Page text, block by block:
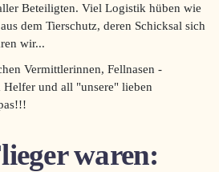
Beteiligten. Viel Logistik hüben wie
dem Tierschutz, deren Schicksal sich
wir...
Vermittlerinnen, Fellnasen -
Helfer und all "unsere" lieben
waren: